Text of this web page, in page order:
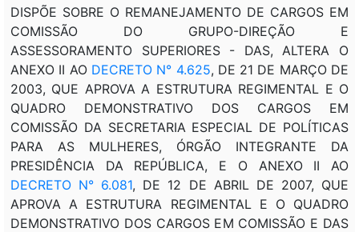
DISPÕE SOBRE O REMANEJAMENTO DE CARGOS EM
COMISSÃO DO GRUPO-DIREÇÃO E
ASSESSORAMENTO SUPERIORES - DAS, ALTERA O
ANEXO II AO DECRETO N° 4.625, DE 21 DE MARÇO DE
2003, QUE APROVA A ESTRUTURA REGIMENTAL E O
QUADRO DEMONSTRATIVO DOS CARGOS EM
COMISSÃO DA SECRETARIA ESPECIAL DE POLÍTICAS
PARA AS MULHERES, ÓRGÃO INTEGRANTE DA
PRESIDÊNCIA DA REPÚBLICA, E O ANEXO II AO
DECRETO N° 6.081, DE 12 DE ABRIL DE 2007, QUE
APROVA A ESTRUTURA REGIMENTAL E O QUADRO
DEMONSTRATIVO DOS CARGOS EM COMISSÃO E DAS